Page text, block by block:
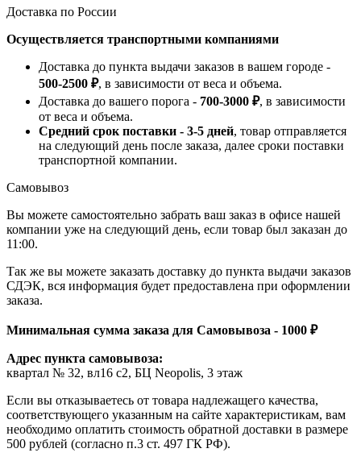
Доставка по России
Осуществляется транспортными компаниями
Доставка до пункта выдачи заказов в вашем городе -
500-2500 ₽, в зависимости от веса и объема.
Доставка до вашего порога - 700-3000 ₽, в зависимости
от веса и объема.
Средний срок поставки - 3-5 дней, товар отправляется
на следующий день после заказа, далее сроки поставки
транспортной компании.
Самовывоз
Вы можете самостоятельно забрать ваш заказ в офисе нашей
компании уже на следующий день, если товар был заказан до
11:00.
Так же вы можете заказать доставку до пункта выдачи заказов
СДЭК, вся информация будет предоставлена при оформлении
заказа.
Минимальная сумма заказа для Самовывоза - 1000 ₽
Адрес пункта самовывоза:
квартал № 32, вл16 с2, БЦ Neopolis, 3 этаж
Если вы отказываетесь от товара надлежащего качества,
соответствующего указанным на сайте характеристикам, вам
необходимо оплатить стоимость обратной доставки в размере
500 рублей (согласно п.3 ст. 497 ГК РФ).